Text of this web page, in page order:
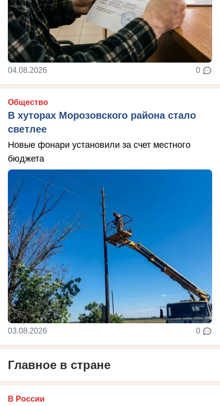
04.08.2026 0
Общество
В хуторах Морозовского района стало
светлее
Новые фонари установили за счет местного
бюджета
03.08.2026 0
Главное в стране
В России